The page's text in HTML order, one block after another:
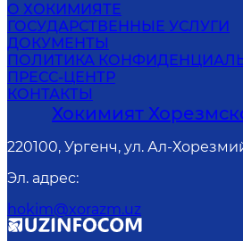
О ХОКИМИЯТЕ
ГОСУДАРСТВЕННЫЕ УСЛУГИ
ДОКУМЕНТЫ
ПОЛИТИКА
ПРЕСС-ЦЕНТР
КОНТАКТЫ
Хокимият
220100, Ургенч, ул. Ал-
Эл. адрес:
hokim@xorazm.uz